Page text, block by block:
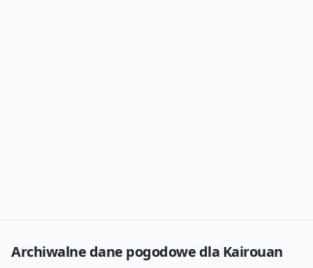
Archiwalne dane pogodowe dla Kairouan